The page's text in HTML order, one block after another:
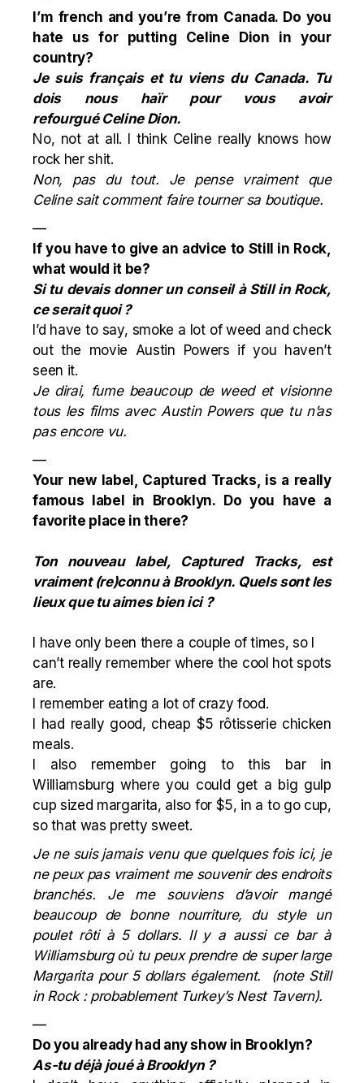
I’m french and you’re from Canada. Do you
hate us for putting Celine Dion in your
country?
Je suis français et tu viens du Canada. Tu
dois nous haïr pour vous avoir
refourgué CelineDion.
No, not at all. I think Celine really knows how
rock her shit.
Non, pas du tout. Je pense vraiment que
Celine sait comment faire tourner sa boutique.
—
If you have to give an advice to Still in Rock,
what would it be?
Si tu devais donner un conseil à Still in Rock,
ce serait quoi ?
I’d have to say, smoke a lot of weed and check
out the movie Austin Powers if you haven’t
seen it.
Je dirai, fume beaucoup de weed et visionne
tous les films avec Austin Powers que tu n’as
pas encore vu.
—
Your new label, Captured Tracks, is a really
famous label in Brooklyn. Do you have a
favorite place in there?
Ton nouveau label, Captured Tracks, est
vraiment (re)connu à Brooklyn. Quels sont les
lieux que tu aimes bien ici ?
I have only been there a couple of times, so I
can’t really remember where the cool hot spots
are.
I remember eating a lot of crazy food.
I had really good, cheap $5 rôtisserie chicken
meals.
I also remember going to this bar in
Williamsburg where you could get a big gulp
cup sized margarita, also for $5, in a to go cup,
so that was pretty sweet.
Je ne suis jamais venu que quelques fois ici, je
ne peux pas vraiment me souvenir des endroits
branchés. Je me souviens d’avoir mangé
beaucoup de bonne nourriture, du style un
poulet rôti à 5 dollars. Il y a aussi ce bar à
Williamsburg où tu peux prendre de superlarge
Margarita pour 5 dollars également. (note Still
in Rock : probablement Turkey’s Nest Tavern).
—
Do you already had any show in Brooklyn?
As-tu déjà joué à Brooklyn ?